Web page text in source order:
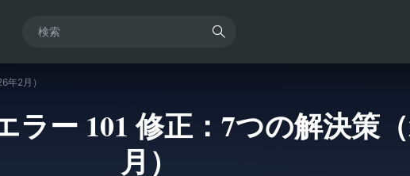
年2月）
ラー 101 修正：7つの解決策
月）